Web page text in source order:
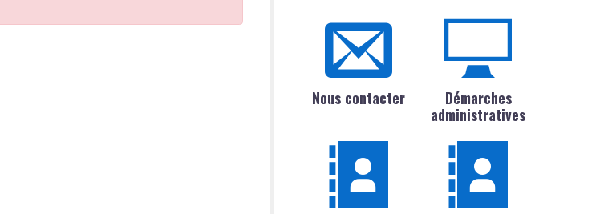
Nous contacter
Démarches
administratives